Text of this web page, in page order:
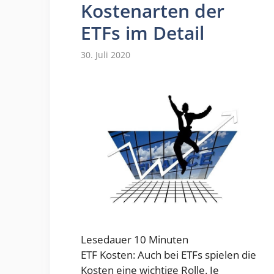
Kostenarten der
ETFs im Detail
30. Juli 2020
Lesedauer 10 Minuten
ETF Kosten: Auch bei ETFs spielen die
Kosten eine wichtige Rolle. Je